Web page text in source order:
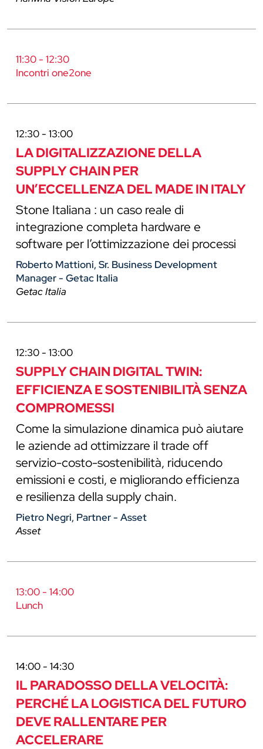
11:30 - 12:30
Incontri one2one
12:30 - 13:00
LA DIGITALIZZAZIONE DELLA
SUPPLY CHAIN PER
UN’ECCELLENZA DEL MADE IN ITALY
Stone Italiana : un caso reale di
integrazione completa hardware e
software per l’ottimizzazione dei processi
Roberto Mattioni, Sr. Business Development
Manager - Getac Italia
Getac Italia
12:30 - 13:00
SUPPLY CHAIN DIGITAL TWIN:
EFFICIENZA E SOSTENIBILITÀ SENZA
COMPROMESSI
Come la simulazione dinamica può aiutare
le aziende ad ottimizzare il trade off
servizio-costo-sostenibilità, riducendo
emissioni e costi, e migliorando efficienza
e resilienza della supply chain.
Pietro Negri, Partner - Asset
Asset
13:00 - 14:00
Lunch
14:00 - 14:30
IL PARADOSSO DELLA VELOCITÀ:
PERCHÉ LA LOGISTICA DEL FUTURO
DEVE RALLENTARE PER
ACCELERARE